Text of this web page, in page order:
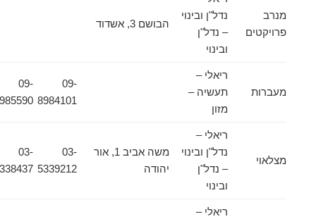
מנרב
פרויקטים
נדל"ן ובינוי
– נדל"ן
ובינוי
הבושם 3, אשדוד
מעברות
ריאלי –
תעשיה –
8984101
8985590
מצלאוי
ריאלי –
נדל"ן ובינוי
– נדל"ן
ובינוי
משה אביב 1, אור
יהודה
03-
5339212
5338437
ריאלי –